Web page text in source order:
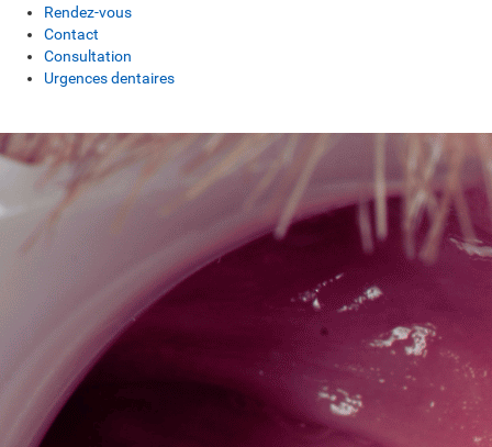
Rendez-vous
Contact
Consultation
Urgences dentaires